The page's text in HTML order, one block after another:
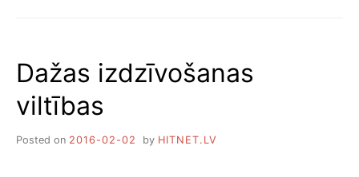
Dažas izdzīvošanas
viltības
Posted on 2016-02-02 by HITNET.LV